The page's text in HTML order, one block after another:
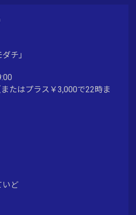
チ」
たはプラス￥3,000で22時ま
いど